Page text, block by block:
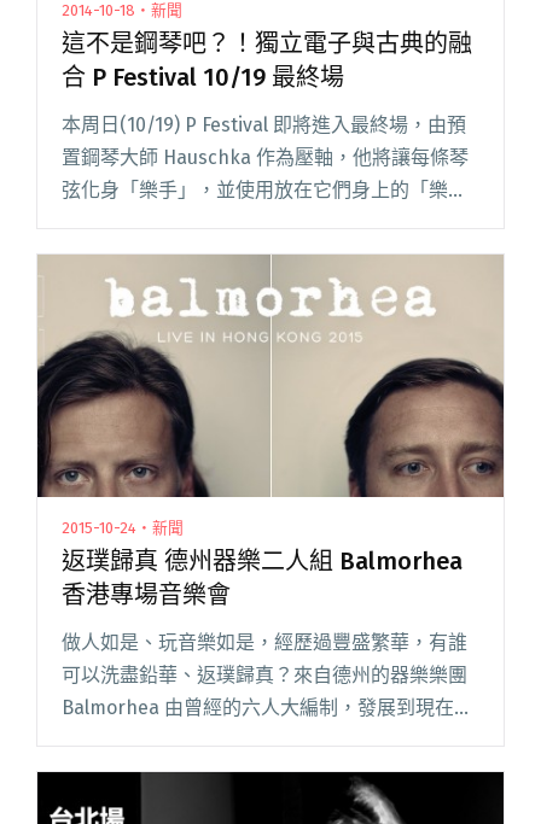
2014-10-18・新聞
這不是鋼琴吧？！獨立電子與古典的融
合 P Festival 10/19 最終場
本周日(10/19) P Festival 即將進入最終場，由預
置鋼琴大師 Hauschka 作為壓軸，他將讓每條琴
弦化身「樂手」，並使用放在它們身上的「樂
器」，進行一場融合獨立電子和古典的表演，不
論你是電子咖還是古典咖，在他的演出後都會不
閱讀全文 "這不是鋼琴吧？！獨立電子與古典的
融合 P Festival 10/19 最終場"
2015-10-24・新聞
返璞歸真 德州器樂二人組 Balmorhea
香港專場音樂會
做人如是、玩音樂如是，經歷過豐盛繁華，有誰
可以洗盡鉛華、返璞歸真？來自德州的器樂樂團
Balmorhea 由曾經的六人大編制，發展到現在剩
的轉變，香港樂迷有幸親眼親耳鑑賞。閱讀全文
"返璞歸真 德州器樂二人組 Balmorhea 香港專場